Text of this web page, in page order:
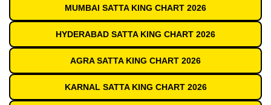
MUMBAI SATTA KING CHART 2026
HYDERABAD SATTA KING CHART 2026
AGRA SATTA KING CHART 2026
KARNAL SATTA KING CHART 2026